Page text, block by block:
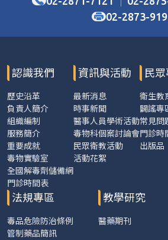
02-2873-
認識我們
歷史沿革
負責人簡介
組織編制
服務簡介
重要成就
毒物實驗室
全國解毒劑儲備網
門診時間表
資訊與活動
最新消息
時事新聞
醫事人員學術活動
毒物科個案討論會
民眾衛教活動
活動花絮
民
衛生教
闢謠專
常見問
門診時
出版品
法規專區
毒品危險防治條例
管制藥品簡訊
教學研究
醫藥期刊